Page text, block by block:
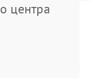
центра